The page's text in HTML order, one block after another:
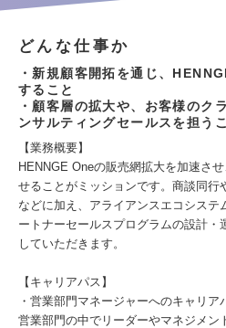
どんな仕事か
・新規顧客開拓を通じ、
すること
・顧客層の拡大や、お客様のク
ンサルティングセールスを担う
【業務概要】
HENNGE Oneの販売網拡大を加速さ
せることがミッションです。商談同行
などに加え、アライアンスエコシステ
ートナーセールスプログラムの設計・
していただきます。
【キャリアパス】
・営業部門マネージャーへのキャリア
営業部門の中でリーダーやマネジメン